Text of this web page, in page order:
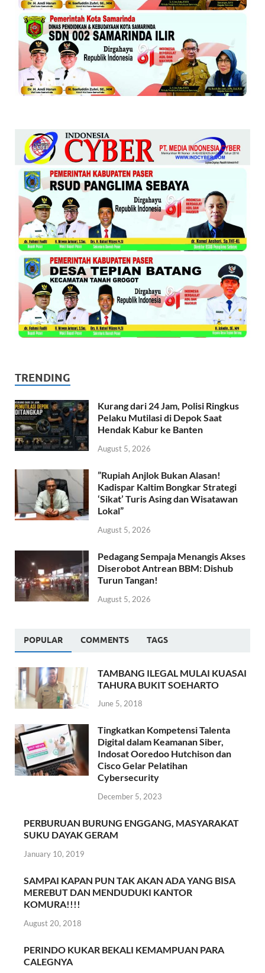
TRENDING
Kurang dari 24 Jam, Polisi Ringkus
Pelaku Mutilasi di Depok Saat
Hendak Kabur ke Banten
August 5, 2026
​”Rupiah Anjlok Bukan Alasan!
Kadispar Kaltim Bongkar Strategi
‘Sikat’ Turis Asing dan Wisatawan
Lokal”
August 5, 2026
Pedagang Sempaja Menangis Akses
Diserobot Antrean BBM: Dishub
Turun Tangan!
August 5, 2026
POPULAR COMMENTS TAGS
TAMBANG ILEGAL MULAI KUASAI
TAHURA BUKIT SOEHARTO
June 5, 2018
Tingkatkan Kompetensi Talenta
Digital dalam Keamanan Siber,
Indosat Ooredoo Hutchison dan
Cisco Gelar Pelatihan
Cybersecurity
December 5, 2023
PERBURUAN BURUNG ENGGANG, MASYARAKAT
SUKU DAYAK GERAM
January 10, 2019
SAMPAI KAPAN PUN TAK AKAN ADA YANG BISA
MEREBUT DAN MENDUDUKI KANTOR
KOMURA!!!!
August 20, 2018
PERINDO KUKAR BEKALI KEMAMPUAN PARA
CALEGNYA